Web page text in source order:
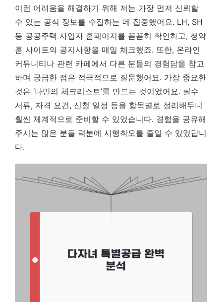
이런 어려움을 해결하기 위해 저는 가장 먼저 신뢰할
수 있는 공식 정보를 수집하는 데 집중했어요. LH, SH
등 공공주택 사업자 홈페이지를 꼼꼼히 확인하고, 청약
홈 사이트의 공지사항을 매일 체크했죠. 또한, 온라인
커뮤니티나 관련 카페에서 다른 분들의 경험담을 참고
하며 궁금한 점은 적극적으로 질문했어요. 가장 중요한
것은 ‘나만의 체크리스트’를 만드는 것이었어요. 필수
서류, 자격 요건, 신청 일정 등을 항목별로 정리해두니
훨씬 체계적으로 준비할 수 있었습니다. 경험을 공유해
주시는 많은 분들 덕분에 시행착오를 줄일 수 있었답니
다.